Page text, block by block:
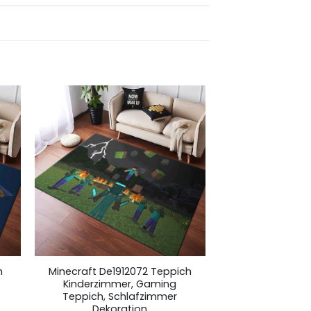
Minecraft De1912072 Teppich
Kinderzimmer, Gaming
Teppich, Schlafzimmer